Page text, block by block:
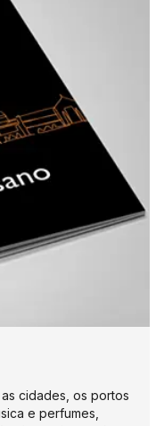
cidades, os portos
e perfumes,